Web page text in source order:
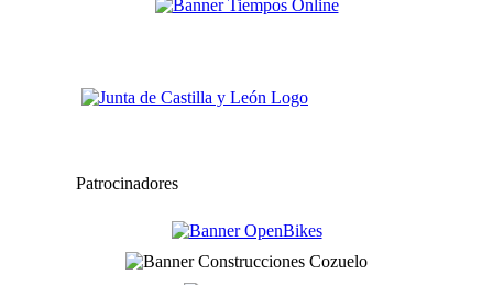
Patrocinadores